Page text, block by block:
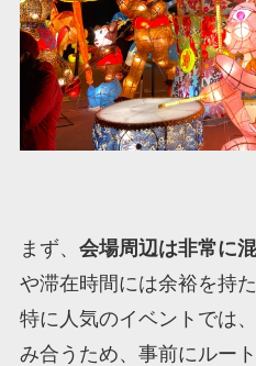
まず、 会場周辺は非常に
や滞在時間には余裕を持
特に人気のイベントでは
み合うため、事前にルー